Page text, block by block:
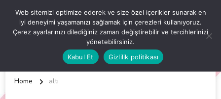
OKUL ÖNCESİ ETKİNLİKLER
EN YENİ VE ÖZGÜN OKUL ÖNCESİ ETKİNLİKLERİ
Home altı
Web sitemizi optimize ederek ve size özel içerikler sunarak en
iyi deneyimi yaşamanızı sağlamak için çerezleri kullanıyoruz.
Çerez ayarlarınızı dilediğiniz zaman değiştirebilir ve tercihlerinizi
yönetebilirsiniz.
Kabul Et
Gizlilik politikası